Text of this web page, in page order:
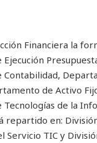
Financiera la
de Activo
de la
repartido en:
Servicio TIC y